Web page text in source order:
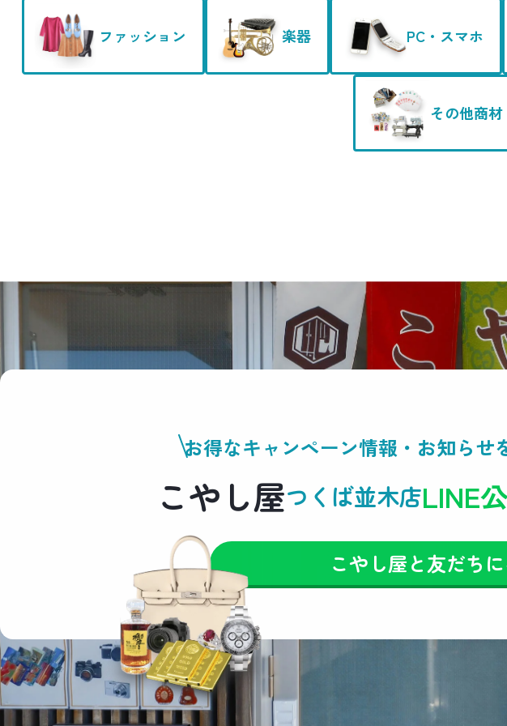
ファッション 楽器 PC・スマホ
その他商材
お得なキャンペーン情報・ お知らせ
こやし屋つくば並木店LINE
こやし屋と友だち